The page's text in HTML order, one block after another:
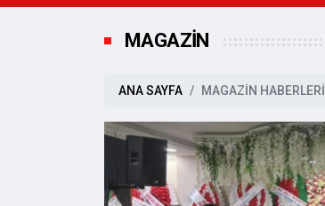
MAGAZİN
ANA SAYFA MAGAZİN HABERLERİ